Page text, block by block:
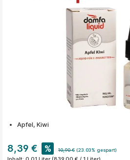
Bildergalerie überspringen
Apfel, Kiwi
8,39 € % 10,90 € (23.03% gespart)